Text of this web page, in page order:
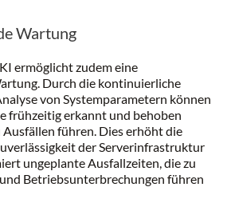
Wartung
ermöglicht zudem eine
Durch die kontinuierliche
von Systemparametern können
frühzeitig erkannt und behoben
Ausfällen führen. Dies erhöht die
der Serverinfrastruktur
ungeplante Ausfallzeiten, die zu
Betriebsunterbrechungen führen